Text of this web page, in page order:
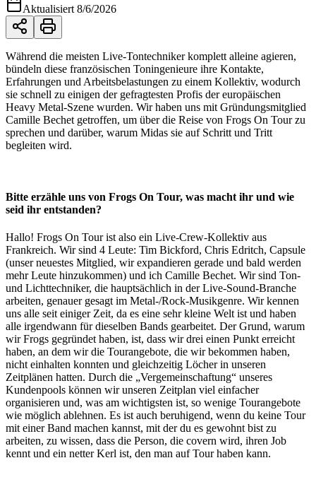
Aktualisiert 8/6/2026
Während die meisten Live-Tontechniker komplett alleine agieren,
bündeln diese französischen Toningenieure ihre Kontakte,
Erfahrungen und Arbeitsbelastungen zu einem Kollektiv, wodurch
sie schnell zu einigen der gefragtesten Profis der europäischen
Heavy Metal-Szene wurden. Wir haben uns mit Gründungsmitglied
Camille Bechet getroffen, um über die Reise von Frogs On Tour zu
sprechen und darüber, warum Midas sie auf Schritt und Tritt
begleiten wird.
Bitte erzähle uns von Frogs On Tour, was macht ihr und wie
seid ihr entstanden?
Hallo! Frogs On Tour ist also ein Live-Crew-Kollektiv aus
Frankreich. Wir sind 4 Leute: Tim Bickford, Chris Edritch, Capsule
(unser neuestes Mitglied, wir expandieren gerade und bald werden
mehr Leute hinzukommen) und ich Camille Bechet. Wir sind Ton-
und Lichttechniker, die hauptsächlich in der Live-Sound-Branche
arbeiten, genauer gesagt im Metal-/Rock-Musikgenre. Wir kennen
uns alle seit einiger Zeit, da es eine sehr kleine Welt ist und haben
alle irgendwann für dieselben Bands gearbeitet. Der Grund, warum
wir Frogs gegründet haben, ist, dass wir drei einen Punkt erreicht
haben, an dem wir die Tourangebote, die wir bekommen haben,
nicht einhalten konnten und gleichzeitig Löcher in unseren
Zeitplänen hatten. Durch die „Vergemeinschaftung“ unseres
Kundenpools können wir unseren Zeitplan viel einfacher
organisieren und, was am wichtigsten ist, so wenige Tourangebote
wie möglich ablehnen. Es ist auch beruhigend, wenn du keine Tour
mit einer Band machen kannst, mit der du es gewohnt bist zu
arbeiten, zu wissen, dass die Person, die covern wird, ihren Job
kennt und ein netter Kerl ist, den man auf Tour haben kann.